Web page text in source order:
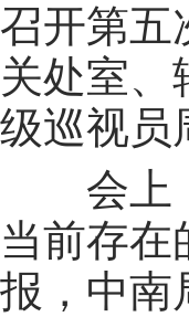
召开第五
关处室、
级巡视员
会上
当前存在
报，中南